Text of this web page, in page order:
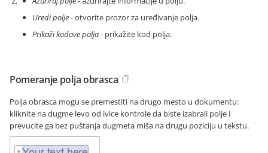
Uredi polje- otvorite prozor za uređivanje polja.
Prikaži kodove polja- prikažite kod polja.
Pomeranje polja obrasca
Polja obrasca mogu se premestiti na drugo mesto u dokumentu:
kliknite na dugme levo od ivice kontrole da biste izabrali polje i
prevucite ga bez puštanja dugmeta miša na drugu poziciju u tekstu.